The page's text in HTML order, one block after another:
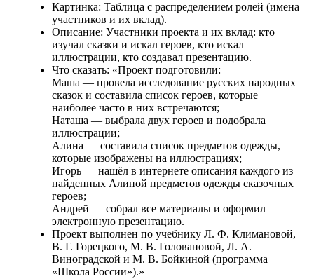
Картинка: Таблица с распределением ролей (имена
участников и их вклад).
Описание: Участники проекта и их вклад: кто
изучал сказки и искал героев, кто искал
иллюстрации, кто создавал презентацию.
Что сказать: «Проект подготовили:
Маша — провела исследование русских народных
сказок и составила список героев, которые
наиболее часто в них встречаются;
Наташа — выбрала двух героев и подобрала
иллюстрации;
Алина — составила список предметов одежды,
которые изображены на иллюстрациях;
Игорь — нашёл в интернете описания каждого из
найденных Алиной предметов одежды сказочных
героев;
Андрей — собрал все материалы и оформил
электронную презентацию.
Проект выполнен по учебнику Л. Ф. Климановой,
В. Г. Горецкого, М. В. Головановой, Л. А.
Виноградской и М. В. Бойкиной (программа
«Школа России»).»